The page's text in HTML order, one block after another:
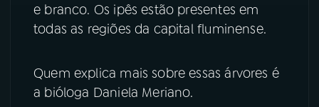
08FESTIVAL DE MÚSICA
ACOMPANHE A RÁDIO NACIONAL
e branco. Os ipês estão presentes em
todas as regiões da capital fluminense.
Quem explica mais sobre essas árvores é
a bióloga Daniela Meriano.